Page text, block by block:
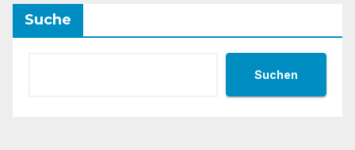
Suche
Suchen